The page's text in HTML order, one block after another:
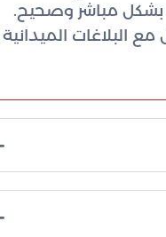
بشكل مباشر وصحيح.
البلاغات الميدانية
وضمان رصد